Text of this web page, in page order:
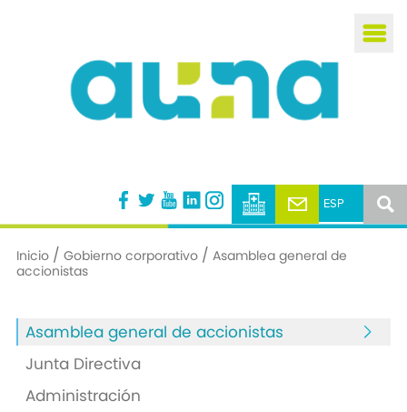
Inicio/ Gobierno corporativo/ Asamblea general de
accionistas
Asamblea general de accionistas
Junta Directiva
Administración